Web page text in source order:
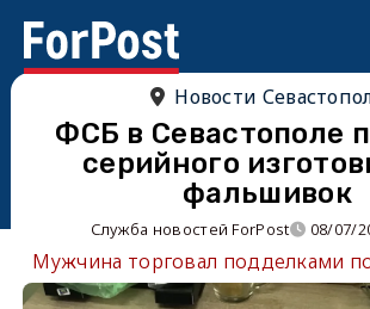
Новости
ФСБ в Севастополе
серийного
фальшивок
Служба новостей ForPost 08/07/
Мужчина торговал подделками